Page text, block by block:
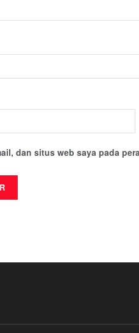
dan situs web saya pada